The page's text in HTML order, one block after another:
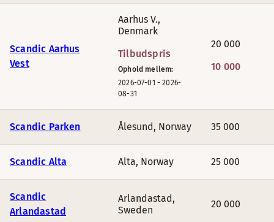
Scandic Holmenkollen Park,Oslo
Scandic Bakklandet Trondheim
TILBUD PÅ BONUSNÆTTER I FINLAND
JULI
Hotel
Scandic Helsinki Hub
Scandic Aarhus
Vest
Aarhus V.,
Denmark
Tilbudspris
Ophold mellem:
2026-07-01 -2026-
08-31
20 000
10 000
Scandic Parken Ålesund, Norway 35 000
Scandic Alta Alta, Norway 25 000
Scandic
Arlandastad
Arlandastad,
Sweden
20 000